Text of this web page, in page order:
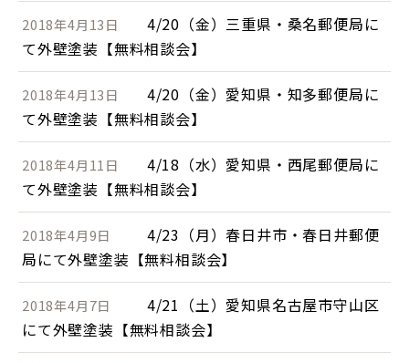
2018年4月13日
4/20（金）三重県・桑名郵便局に
て外壁塗装【無料相談会】
2018年4月13日
4/20（金）愛知県・知多郵便局に
て外壁塗装【無料相談会】
2018年4月11日
4/18（水）愛知県・西尾郵便局に
て外壁塗装【無料相談会】
2018年4月9日
4/23（月）春日井市・春日井郵便
局にて外壁塗装【無料相談会】
2018年4月7日
4/21（土）愛知県名古屋市守山区
にて外壁塗装【無料相談会】